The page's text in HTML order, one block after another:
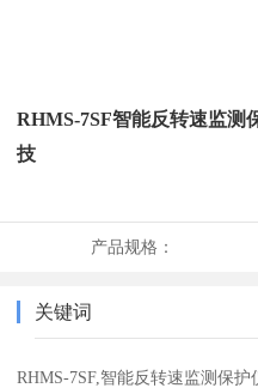
RHMS-7SF智能反转速监测
技
产品规格：
关键词
RHMS-7SF,智能反转速监测保护